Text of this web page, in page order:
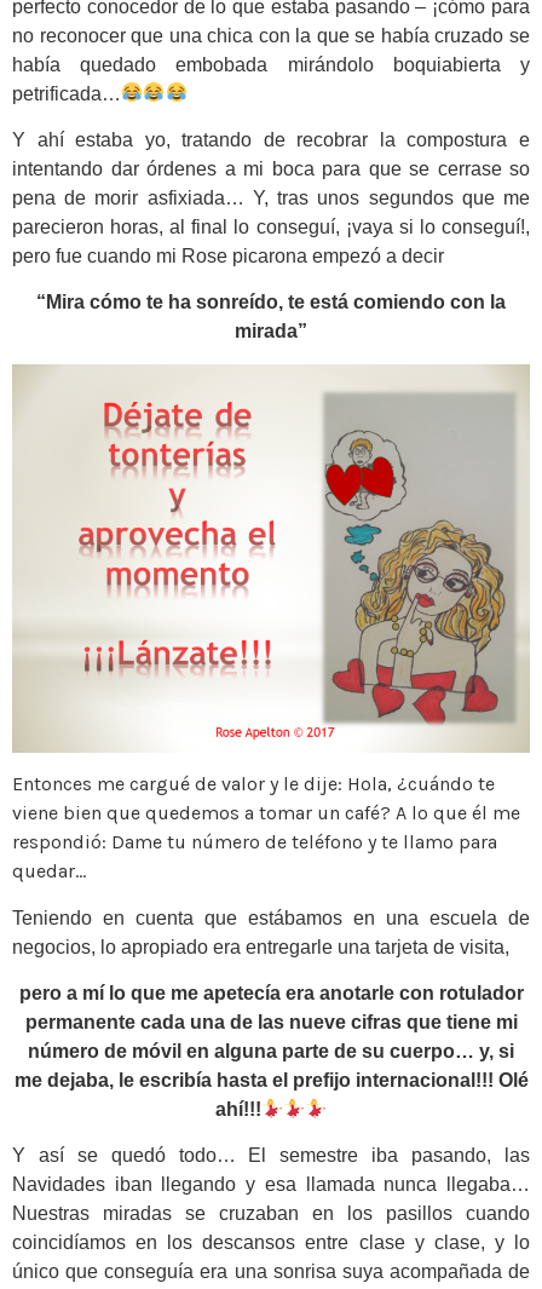
perfecto conocedor de lo que estaba pasando – ¡cómo para
no reconocer que una chica con la que se había cruzado se
había quedado embobada mirándolo boquiabierta y
petrificada…
Y ahí estaba yo, tratando de recobrar la compostura e
intentando dar órdenes a mi boca para que se cerrase so
pena de morir asfixiada… Y, tras unos segundos que me
parecieron horas, al final lo conseguí, ¡vaya si lo conseguí!,
pero fue cuando mi Rose picarona empezó a decir
“Mira cómo te ha sonreído, te está comiendo con la
mirada”
Entonces me cargué de valor y le dije: Hola, ¿cuándo te
viene bien que quedemos a tomar un café? A lo que él me
respondió: Dame tu número de teléfono y te llamo para
quedar…
Teniendo en cuenta que estábamos en una escuela de
negocios, lo apropiado era entregarle una tarjeta de visita,
pero a mí lo que me apetecía era anotarle con rotulador
permanente cada una de las nueve cifras que tiene mi
número de móvil en alguna parte de su cuerpo… y, si
me dejaba, le escribía hasta el prefijo internacional!!! Olé
ahí!!!
Y así se quedó todo… El semestre iba pasando, las
Navidades iban llegando y esa llamada nunca llegaba…
Nuestras miradas se cruzaban en los pasillos cuando
coincidíamos en los descansos entre clase y clase, y lo
único que conseguía era una sonrisa suya acompañada de